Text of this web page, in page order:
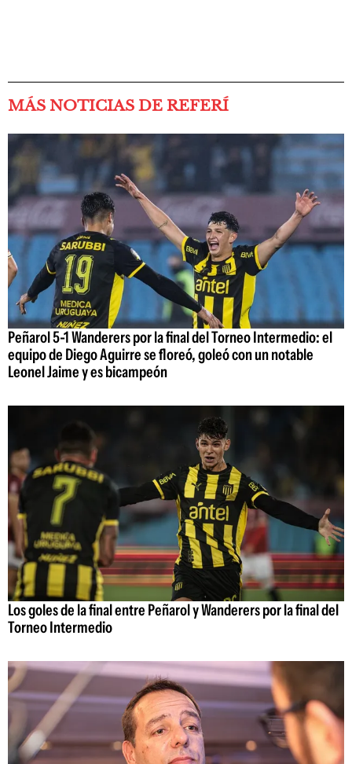
MÁS NOTICIAS DE REFERÍ
Peñarol 5-1 Wanderers por la final del Torneo Intermedio: el
equipo de Diego Aguirre se floreó, goleó con un notable
Leonel Jaime y es bicampeón
Los goles de la final entre Peñarol y Wanderers por la final del
Torneo Intermedio